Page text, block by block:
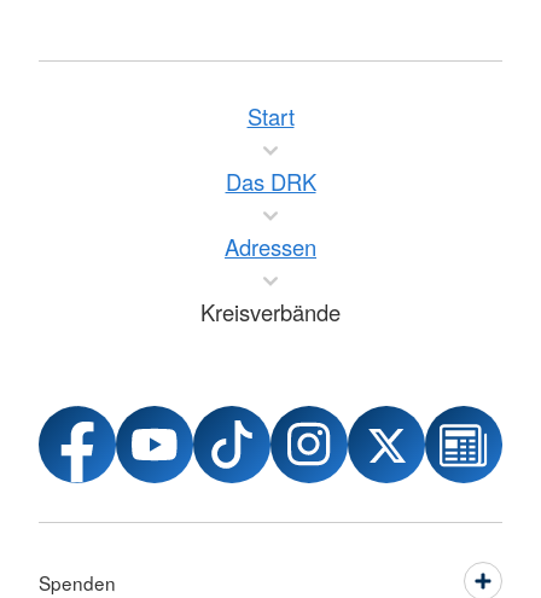
Start
Das DRK
Adressen
Kreisverbände
Spenden